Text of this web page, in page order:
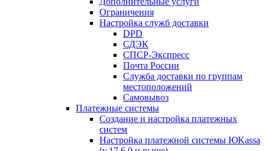
Ограничения
Настройка служб доставки
DPD
СДЭК
СПСР-Экспресс
Почта России
Служба доставки по группам
местоположений
Самовывоз
Платежные системы
Создание и настройка платежных
систем
Настройка платежной системы ЮKassa